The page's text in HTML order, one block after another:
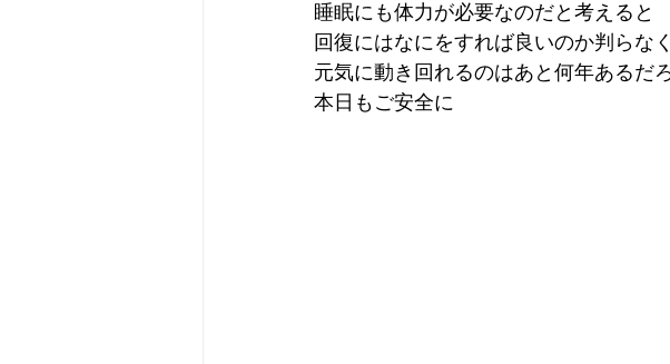
睡眠にも体力が必要なのだと考えると
回復にはなにをすれば良いのか判らな
元気に動き回れるのはあと何年あるだ
本日もご安全に